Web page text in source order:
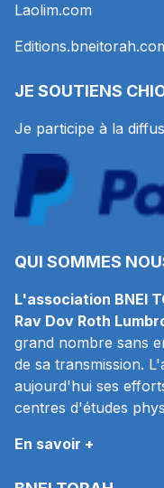
Laolim.com
JE SOUTIENS
Je participe à la
QUI SOMMES
L'association BNEI
Rav Dov Roth
grand nombre sans
de sa transmission.
aujourd'hui ses
centres d'études
En savoir +